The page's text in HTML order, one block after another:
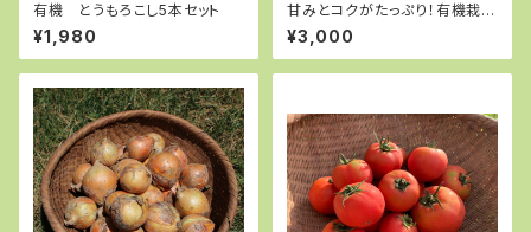
有機 とうもろこし5本セット
¥1,980
甘みとコクがたっぷり！有機栽培
玉ねぎ５kg
¥3,000